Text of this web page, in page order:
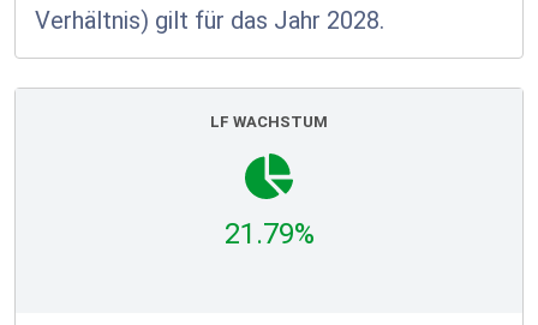
Verhältnis) gilt für das Jahr 2028.
LF WACHSTUM
21.79%